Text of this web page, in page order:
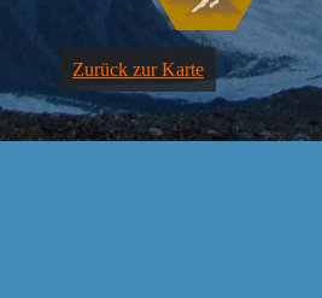
Zurück zur Karte